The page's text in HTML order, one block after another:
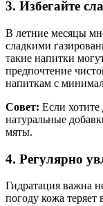
3. Избегайте
В летние месяцы
сладкими
такие напитки
предпочтение
напиткам с
Совет: Если хотите
натуральные
мяты.
4. Регулярно
Гидратация важна
погоду кожа теряет